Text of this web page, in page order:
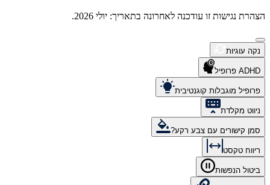
הצהרת נגישות זו עודכנה לאחרונה בתאריך: יולי 2026.
נקה עוגיות
ADHD פרופיל
פרופיל מוגבלות קוגנטיבית
ניווט מקלדת
סמן קישורים עם צבע רקע?
ריווח טקסט
ביטול הנפשות